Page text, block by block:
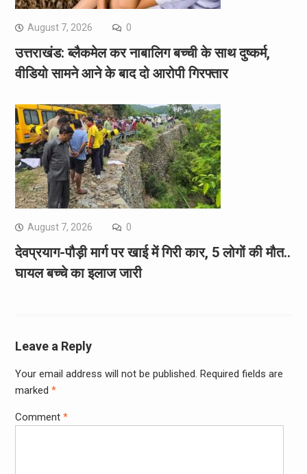
August 7, 2026 0
उत्तराखंड: ब्लैकमेल कर नाबालिग बच्ची के साथ दुष्कर्म,
वीडियो सामने आने के बाद दो आरोपी गिरफ्तार
August 7, 2026 0
देवप्रयाग-पौड़ी मार्ग पर खाई में गिरी कार, 5 लोगों की मौत..
घायल बच्चे का इलाज जारी
Leave a Reply
Your email address will not be published. Required fields are
marked *
Comment *